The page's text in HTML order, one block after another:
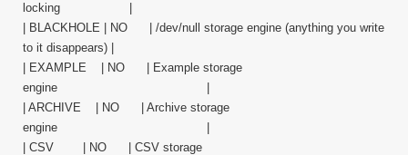
locking |
| BLACKHOLE | NO | /dev/null storage engine (anything you write
to it disappears) |
| EXAMPLE | NO | Example storage
engine |
| ARCHIVE | NO | Archive storage
engine |
| CSV | NO | CSV storage